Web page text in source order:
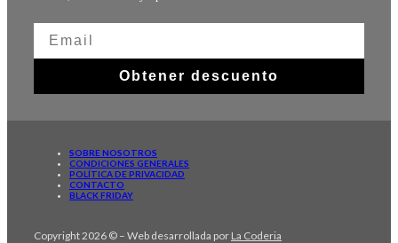
Obtener descuento
SOBRE NOSOTROS
CONDICIONES GENERALES
POLÍTICA DE PRIVACIDAD
CONTACTO
BLACK FRIDAY
Copyright 2026 © – Web desarrollada por La Coderia